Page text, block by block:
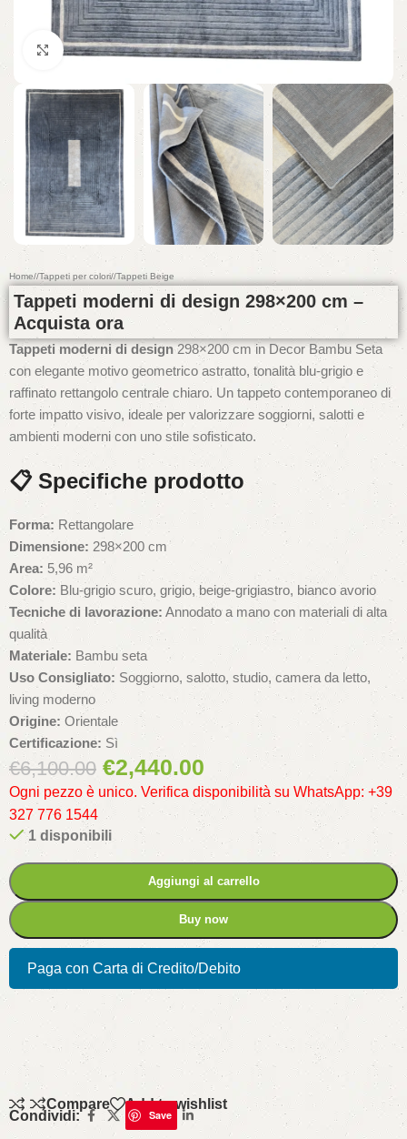
Click to enlarge
Home/ Tappeti per colori/ Tappeti Beige
Tappeti moderni di design 298×200 cm –
Acquista ora
Tappeti moderni di design298×200 cm in Decor Bambu Seta
con elegante motivo geometrico astratto, tonalità blu-grigio e
raffinato rettangolo centrale chiaro. Un tappeto contemporaneo di
forte impatto visivo, ideale per valorizzare soggiorni, salotti e
ambienti moderni con uno stile sofisticato.
📋 Specifiche prodotto
Forma: Rettangolare
Dimensione: 298×200 cm
Area: 5,96 m²
Colore: Blu-grigio scuro, grigio, beige-grigiastro, bianco avorio
Tecniche di lavorazione: Annodato a mano con materiali di alta
qualità
Materiale: Bambu seta
Uso Consigliato: Soggiorno, salotto, studio, camera da letto,
living moderno
Origine: Orientale
Certificazione: Sì
€6,100.00 €2,440.00
Ogni pezzo è unico. Verifica disponibilità su WhatsApp: +39
327 776 1544
1 disponibili
Aggiungi al carrello
Buy now
Paga con Carta di Credito/Debito
Compare Add to wishlist
Condividi: Save